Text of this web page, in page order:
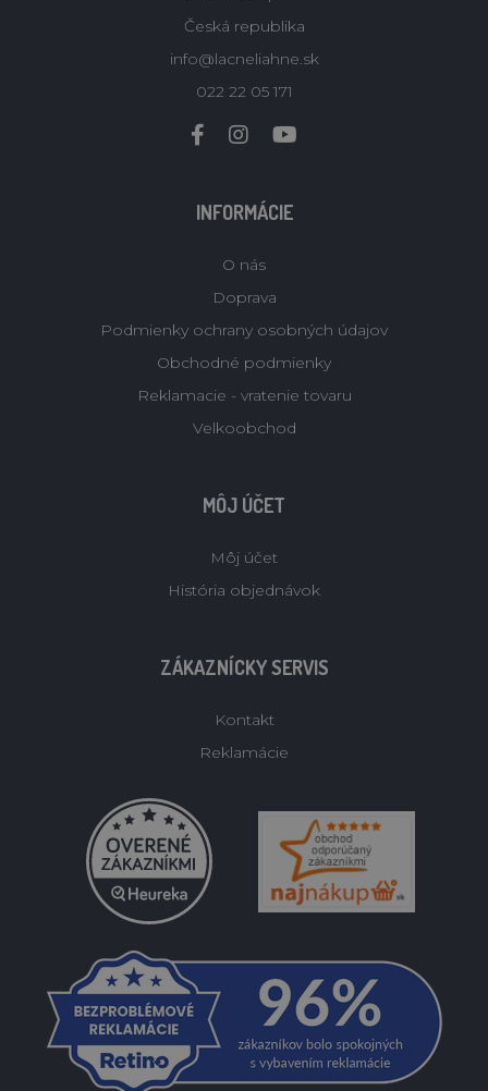
Česká republika
info@lacneliahne.sk
022 22 05 171
INFORMÁCIE
O nás
Doprava
Podmienky ochrany osobných údajov
Obchodné podmienky
Reklamacie - vratenie tovaru
Velkoobchod
MÔJ ÚČET
Môj účet
História objednávok
ZÁKAZNÍCKY SERVIS
Kontakt
Reklamácie